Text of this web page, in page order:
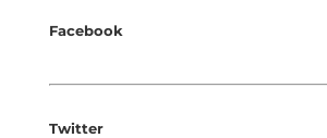
Facebook
Twitter